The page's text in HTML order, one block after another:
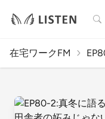
検索
在宅ワークFM